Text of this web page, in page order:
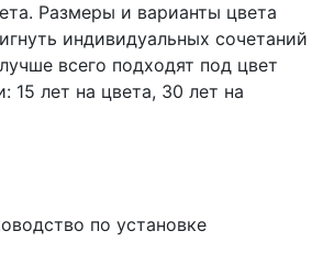
Размеры и варианты цвета
индивидуальных сочетаний
всего подходят под цвет
15 лет на цвета, 30 лет на
по установке